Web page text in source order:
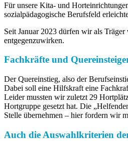
Für unsere Kita- und
sozialpädagogische Berufsfeld
Seit Januar 2023 dürfen wir als
entgegenzuwirken.
Fachkräfte und
Der Quereinstieg, also der
Dabei soll eine Hilfskraft eine
Leider mussten wir zuletzt 29
Hortgruppe gesetzt hat. Die
Stelle übernehmen – hier fordern wir
Auch die Auswahlkriterien